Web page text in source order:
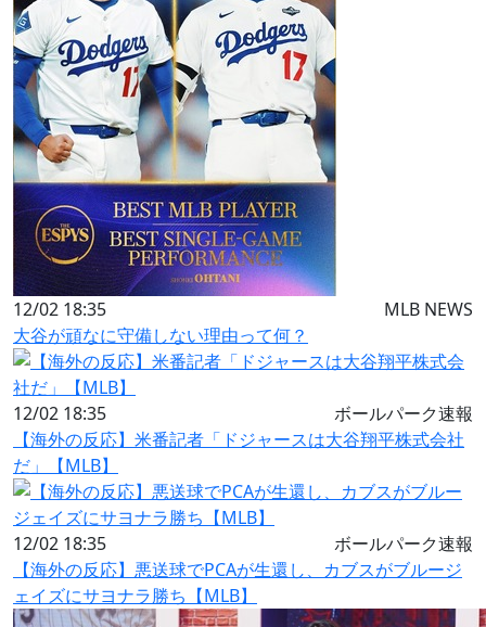
12/02 18:35
MLB NEWS
大谷が頑なに守備しない理由って何？
12/02 18:35
ボールパーク速報
【海外の反応】米番記者「ドジャースは大谷翔平株式会社
だ」【MLB】
12/02 18:35
ボールパーク速報
【海外の反応】悪送球でPCAが生還し、カブスがブルージ
ェイズにサヨナラ勝ち【MLB】